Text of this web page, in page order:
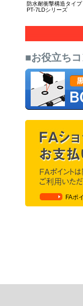
防水耐衝撃構造タイプ
PT-7LDシリーズ
■お役立ち
FAポ